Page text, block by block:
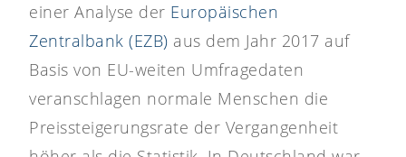
einer Analyse der Europäischen
Zentralbank (EZB) aus dem Jahr 2017 auf
Basis von EU-weiten Umfragedaten
veranschlagen normale Menschen die
Preissteigerungsrate der Vergangenheit